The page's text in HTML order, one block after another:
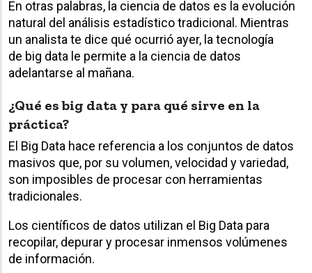
En otras palabras, la ciencia de datos es la evolución
natural del análisis estadístico tradicional. Mientras
un analista te dice qué ocurrió ayer, la tecnología
de big data le permite a la ciencia de datos
adelantarse al mañana.
¿Qué es big data y para qué sirve en la
práctica?
El Big Data hace referencia a los conjuntos de datos
masivos que, por su volumen, velocidad y variedad,
son imposibles de procesar con herramientas
tradicionales.
Los científicos de datos utilizan el Big Data para
recopilar, depurar y procesar inmensos volúmenes
de información.